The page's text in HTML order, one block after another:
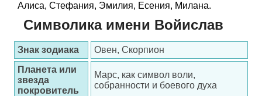
Алиса, Стефания, Эмилия, Есения, Милана.
Символика имени Войислав
Знак зодиака
Овен, Скорпион
Планета или
звезда
покровитель
Марс, как символ воли,
собранности и боевого духа